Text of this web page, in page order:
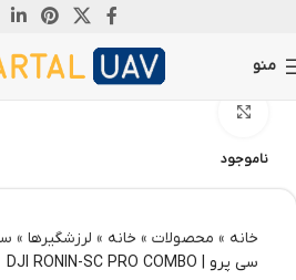
منو
ناموجود
خانه » محصولات » خانه » لرزشگیرها »
سی پرو | DJI RONIN-SC PRO COMBO